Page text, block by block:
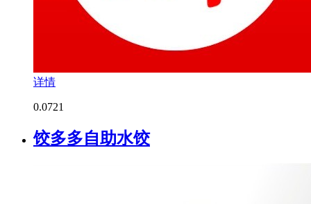
详情
0.0721
饺多多自助水饺